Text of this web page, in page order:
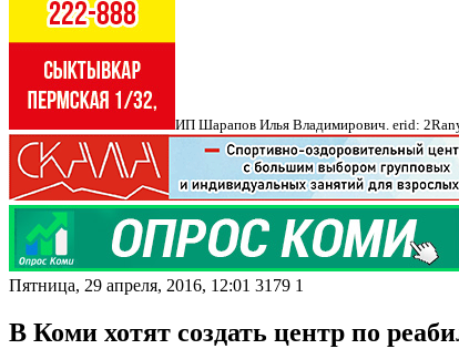
ИП Шарапов Илья Владимирович. erid:
Пятница, 29 апреля, 2016, 12:01 3179 1
В Коми хотят создать центр по